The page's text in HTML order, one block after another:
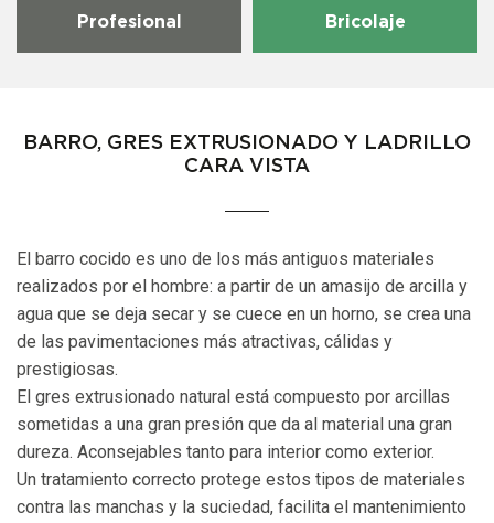
Profesional Bricolaje
BARRO, GRES EXTRUSIONADO Y LADRILLO
CARA VISTA
El barro cocido es uno de los más antiguos materiales
realizados por el hombre: a partir de un amasijo de arcilla y
agua que se deja secar y se cuece en un horno, se crea una
de las pavimentaciones más atractivas, cálidas y
prestigiosas.
El gres extrusionado natural está compuesto por arcillas
sometidas a una gran presión que da al material una gran
dureza. Aconsejables tanto para interior como exterior.
Un tratamiento correcto protege estos tipos de materiales
contra las manchas y la suciedad, facilita el mantenimiento